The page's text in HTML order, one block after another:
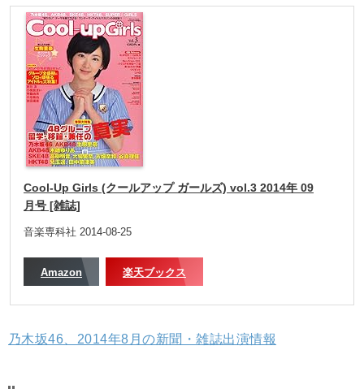
Cool-Up Girls (クールアップ ガールズ) vol.3 2014年 09
月号 [雑誌]
音楽専科社 2014-08-25
Amazon 楽天ブックス
乃木坂46、2014年8月の新聞・雑誌出演情報